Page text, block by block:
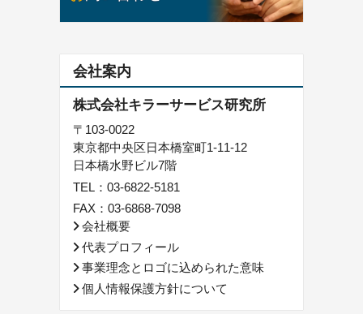
会社案内
株式会社キラーサービス研究所
〒103-0022
東京都中央区日本橋室町1-11-12
日本橋水野ビル7階
TEL： 03-6822-5181
FAX：03-6868-7098
会社概要
代表プロフィール
事業理念とロゴに込められた意味
個人情報保護方針について